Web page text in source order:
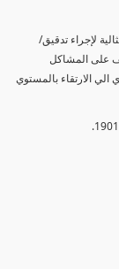
لإجراء تدقيق/
على المشاكل
الارتقاء بالمستوي